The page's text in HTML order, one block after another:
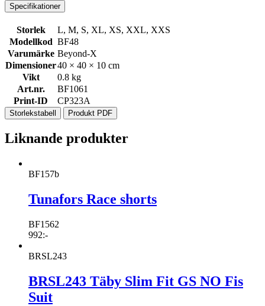
Specifikationer
Storlek
L, M, S, XL, XS, XXL, XXS
Modellkod BF48
Varumärke Beyond-X
Dimensioner40 × 40 × 10 cm
Vikt
0.8 kg
Art.nr.
BF1061
Print-ID
CP323A
Storlekstabell Produkt PDF
Liknande produkter
BF157b
Tunafors Race shorts
BF1562
992:-
BRSL243
BRSL243 Täby Slim Fit GS NO Fis
Suit